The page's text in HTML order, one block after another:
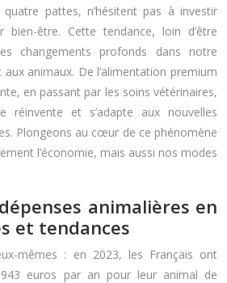
pattes, n’hésitent pas à investir
bien-être. Cette tendance, loin d’être
changements profonds dans notre
animaux. De l’alimentation premium
en passant par les soins vétérinaires,
réinvente et s’adapte aux nouvelles
Plongeons au cœur de ce phénomène
l’économie, mais aussi nos modes
animalières en
et tendances
mêmes : en 2023, les Français ont
euros par an pour leur animal de